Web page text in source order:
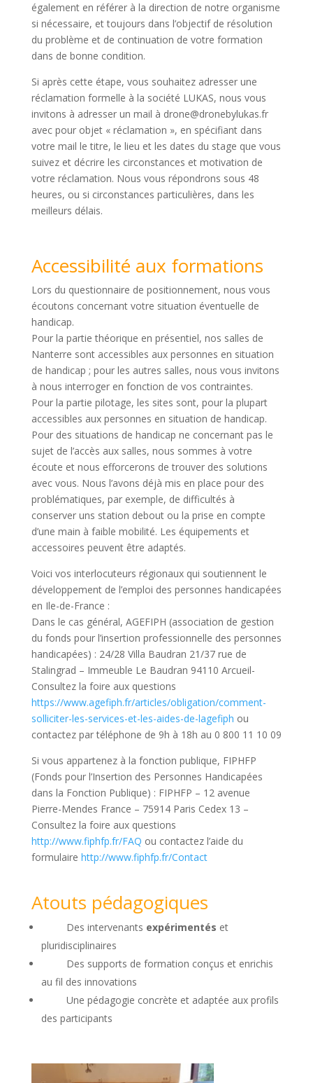
également en référer à la direction de notre organisme
si nécessaire, et toujours dans l’objectif de résolution
du problème et de continuation de votre formation
dans de bonne condition.
Si après cette étape, vous souhaitez adresser une
réclamation formelle à la société LUKAS, nous vous
invitons à adresser un mail à drone@dronebylukas.fr
avec pour objet « réclamation », en spécifiant dans
votre mail le titre, le lieu et les dates du stage que vous
suivez et décrire les circonstances et motivation de
votre réclamation. Nous vous répondrons sous 48
heures, ou si circonstances particulières, dans les
meilleurs délais.
Accessibilité aux formations
Lors du questionnaire de positionnement, nous vous
écoutons concernant votre situation éventuelle de
handicap.
Pour la partie théorique en présentiel, nos salles de
Nanterre sont accessibles aux personnes en situation
de handicap ; pour les autres salles, nous vous invitons
à nous interroger en fonction de vos contraintes.
Pour la partie pilotage, les sites sont, pour la plupart
accessibles aux personnes en situation de handicap.
Pour des situations de handicap ne concernant pas le
sujet de l’accès aux salles, nous sommes à votre
écoute et nous efforcerons de trouver des solutions
avec vous. Nous l’avons déjà mis en place pour des
problématiques, par exemple, de difficultés à
conserver uns station debout ou la prise en compte
d’une main à faible mobilité. Les équipements et
accessoires peuvent être adaptés.
Voici vos interlocuteurs régionaux qui soutiennent le
développement de l’emploi des personnes handicapées
en Ile-de-France :
Dans le cas général, AGEFIPH (association de gestion
du fonds pour l’insertion professionnelle des personnes
handicapées) : 24/28 Villa Baudran 21/37 rue de
Stalingrad – Immeuble Le Baudran 94110 Arcueil-
Consultez la foire aux questions
https://www.agefiph.fr/articles/obligation/comment-
solliciter-les-services-et-les-aides-de-lagefiph ou
contactez par téléphone de 9h à 18h au 0 800 11 10 09
Si vous appartenez à la fonction publique, FIPHFP
(Fonds pour l’Insertion des Personnes Handicapées
dans la Fonction Publique) : FIPHFP – 12 avenue
Pierre-Mendes France – 75914 Paris Cedex 13 –
Consultez la foire aux questions
http://www.fiphfp.fr/FAQ ou contactez l’aide du
formulaire http://www.fiphfp.fr/Contact
Atouts pédagogiques
Des intervenants expérimentés et
pluridisciplinaires
Des supports de formation conçus et enrichis
au fil des innovations
Une pédagogie concrète et adaptée aux profils
des participants